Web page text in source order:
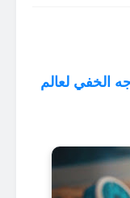
الخفي لعالم